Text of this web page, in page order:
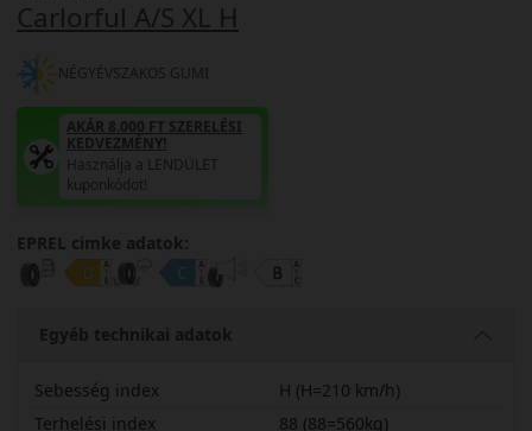
Carlorful A/S XL H
NÉGYÉVSZAKOS GUMI
AKÁR 8.000 FT SZERELÉSI
KEDVEZMÉNY!
Használja a LENDÜLET
kuponkódot!
EPREL cimke adatok:
Egyéb technikai adatok
Sebesség index
H (H=210 km/h)
Terhelési index
88 (88=560kg)